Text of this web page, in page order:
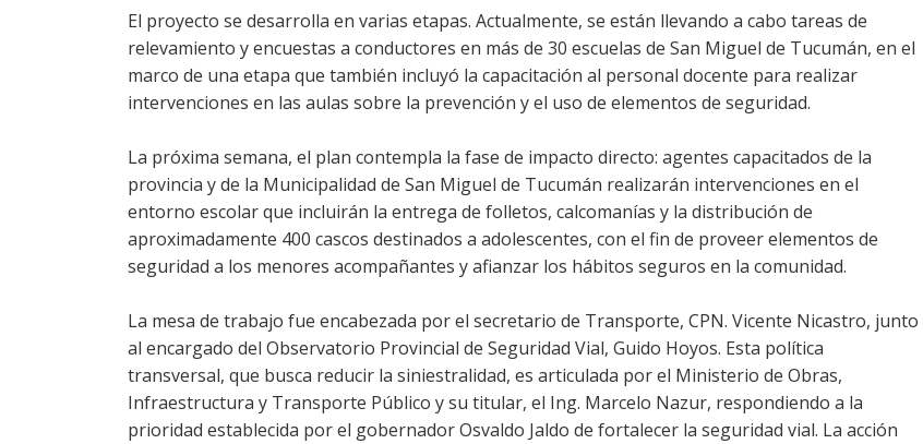
El proyecto se desarrolla en varias etapas. Actualmente, se están llevando a cabo tareas de
relevamiento y encuestas a conductores en más de 30 escuelas de San Miguel de Tucumán, en el
marco de una etapa que también incluyó la capacitación al personal docente para realizar
intervenciones en las aulas sobre la prevención y el uso de elementos de seguridad.
La próxima semana, el plan contempla la fase de impacto directo: agentes capacitados de la
provincia y de la Municipalidad de San Miguel de Tucumán realizarán intervenciones en el
entorno escolar que incluirán la entrega de folletos, calcomanías y la distribución de
aproximadamente 400 cascos destinados a adolescentes, con el fin de proveer elementos de
seguridad a los menores acompañantes y afianzar los hábitos seguros en la comunidad.
La mesa de trabajo fue encabezada por el secretario de Transporte, CPN. Vicente Nicastro, junto
al encargado del Observatorio Provincial de Seguridad Vial, Guido Hoyos. Esta política
transversal, que busca reducir la siniestralidad, es articulada por el Ministerio de Obras,
Infraestructura y Transporte Público y su titular, el Ing. Marcelo Nazur, respondiendo a la
prioridad establecida por el gobernador Osvaldo Jaldo de fortalecer la seguridad vial. La acción